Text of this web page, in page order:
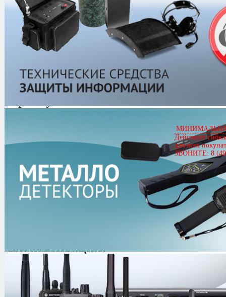
Каталог/Рации и Аксессуары/
радиостанции/Roger/Roger KP-15
Roger KP-15
Кол-во
оценка (0 голосов)
Действует
для всех
ЗВОНИТЕ: 8
Портативная радиостанция
Съемная антенна 400-470 мГц